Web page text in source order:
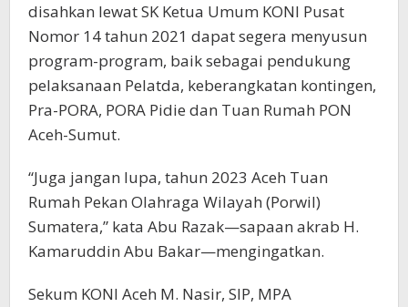
disahkan lewat SK Ketua Umum KONI Pusat
Nomor 14 tahun 2021 dapat segera menyusun
program-program, baik sebagai pendukung
pelaksanaan Pelatda, keberangkatan kontingen,
Pra-PORA, PORA Pidie dan Tuan Rumah PON
Aceh-Sumut.
“Juga jangan lupa, tahun 2023 Aceh Tuan
Rumah Pekan Olahraga Wilayah (Porwil)
Sumatera,” kata Abu Razak—sapaan akrab H.
Kamaruddin Abu Bakar—mengingatkan.
Sekum KONI Aceh M. Nasir, SIP, MPA